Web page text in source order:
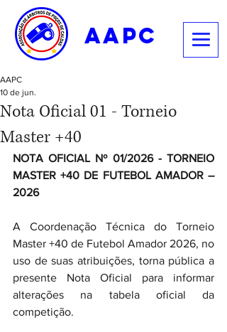
aapc
Nota Oficial 01 - Torneio
Master +40
AAPC
10 de jun.
NOTA OFICIAL Nº 01/2026 - TORNEIO
MASTER +40 DE FUTEBOL AMADOR –
2026
A Coordenação Técnica do Torneio
Master +40 de Futebol Amador 2026, no
uso de suas atribuições, torna pública a
presente Nota Oficial para informar
alterações na tabela oficial da
competição.